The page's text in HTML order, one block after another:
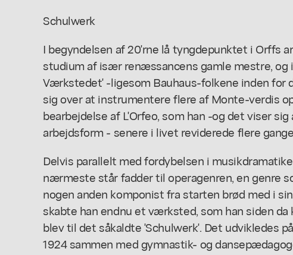
Schulwerk
I begyndelsen af 20'rne lå tyngdepunktet i Orffs
studium af især renæssancens gamle mestre, og
Værkstedet' -ligesom Bauhaus-folkene inden for
sig over at instrumentere flere af Monte-verdis
bearbejdelse af L'Orfeo, som han -og det viser
arbejdsform - senere i livet reviderede flere
Delvis parallelt med fordybelsen i
nærmeste står fadder til operagenren, en genre
nogen anden komponist fra starten brød med i
skabte han endnu et værksted, som han siden
blev til det såkaldte 'Schulwerk'. Det udvikledes
1924 sammen med gymnastik- og